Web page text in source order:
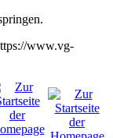
www.vg-